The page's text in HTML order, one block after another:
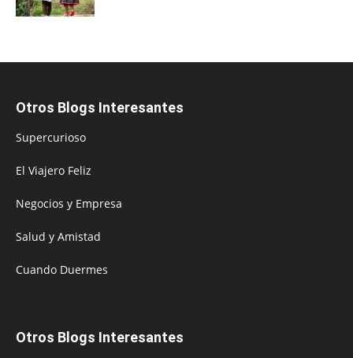
Otros Blogs Interesantes
Supercurioso
El Viajero Feliz
Negocios y Empresa
Salud y Amistad
Cuando Duermes
Otros Blogs Interesantes